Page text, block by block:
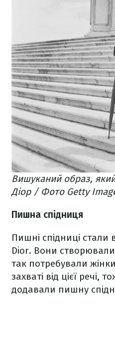
Вишуканий образ,
Діор / Фото Getty
Пишна спідниця
Пишні спідниці стали
Dior. Вони створювали
так потребували
захваті від цієї речі,
додавали пишну